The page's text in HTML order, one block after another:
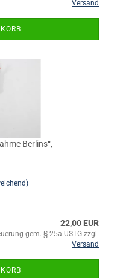
Versand
Berlins“,
22,00 EUR
gem. § 25a USTG zzgl.
Versand